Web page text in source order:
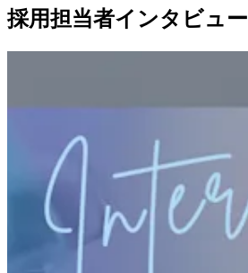
採用担当者インタビュー